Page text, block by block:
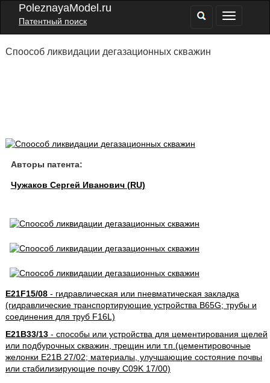
PoleznayaModel.ru
Патентный поиск
Споособ ликвидации дегазационных скважин
Авторы патента:
Чужаков Сергей Иванович (RU)
E21F15/08- гидравлическая или пневматическая закладка
(гидравлические транспортирующие устройства B65G; трубы и
соединения для труб F16L)
E21B33/13- способы или устройства для цементирования щелей
или подбурочных скважин, трещин или т.п.(цементировочные
желонки E21B 27/02; материалы, улучшающие состояние почвы
или стабилизирующие почву C09K 17/00)